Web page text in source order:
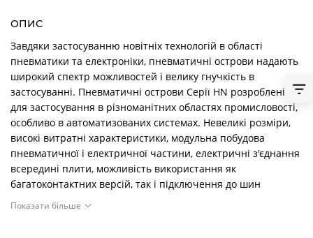
ОПИС
Завдяки застосуванню новітніх технологій в області
пневматики та електроніки, пневматичні острови надають
широкий спектр можливостей і велику гнучкість в
застосуванні. Пневматичні острови Серії HN розроблені
для застосування в різноманітних областях промисловості,
особливо в автоматизованих системах. Невеликі розміри,
високі витратні характеристики, модульна побудова
пневматичної і електричної частини, електричні з'єднання
всередині плити, можливість використання як
багатоконтактних версій, так і підключення до шин
Fieldbus за допомогою модуля Серії CX, оптимізація
Показати більше